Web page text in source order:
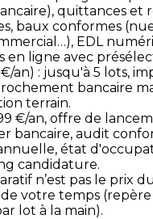
quittances et
baux conformes
EDL
en ligne avec
an) : jusqu'à 5 lots,
bancaire
terrain.
€/an, offre de
bancaire, audit
état
candidature.
n’est pas le prix
votre temps
lot à la main).